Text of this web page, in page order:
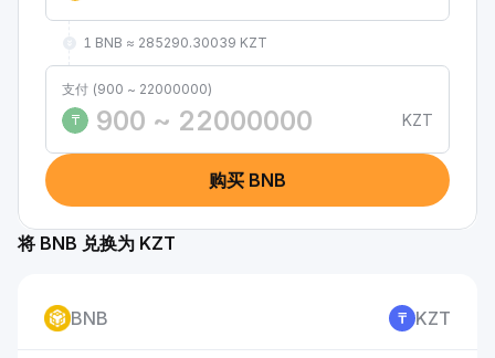
1 BNB ≈ 285290.30039 KZT
支付 (900 ~ 22000000)
₸
KZT
购买 BNB
将 BNB 兑换为 KZT
BNB KZT